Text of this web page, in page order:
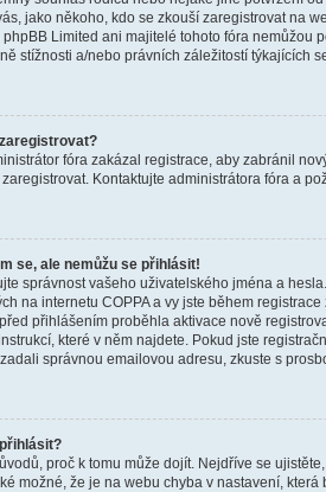
jako někoho, kdo se zkouší zaregistrovat na
Limited ani majitelé tohoto fóra nemůžou
stížnosti a/nebo právních záležitostí týkajících
fóra zakázal registrace, aby zabránil
Kontaktujte administrátora fóra a
se, ale nemůžu se přihlásit!
správnost vašeho uživatelského jména a
na internetu COPPA a vy jste během
přihlášením proběhla aktivace nově
které v něm najdete. Pokud jste
správnou emailovou adresu, zkuste s
proč k tomu může dojít. Nejdříve se
možné, že je na webu chyba v nastavení, která